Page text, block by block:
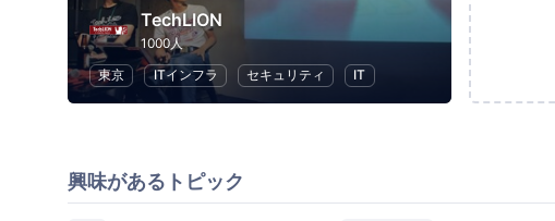
TechLION
1000人
東京
ITインフラ セキュリティ IT
興味があるトピック